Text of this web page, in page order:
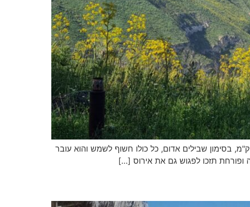
שמורת הטבע נחל אל על נמצאת בדרום רמת הגולן, בין הישובים אבני איתן ואלי עד עובר מסלול קווי שאורכו 4.4 ק"מ, בסימון שבילים אדום, כל כולו חשוף לשמש והוא עובר